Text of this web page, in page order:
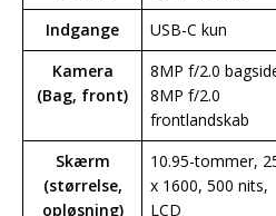
Indgange
USB-C kun
Kamera
(Bag, front)
8MP f/2.0
8MP f/2.0
frontlandskab
Skærm
(størrelse,
opløsning)
10.95-tommer,
x 1600, 500 nits,
LCD